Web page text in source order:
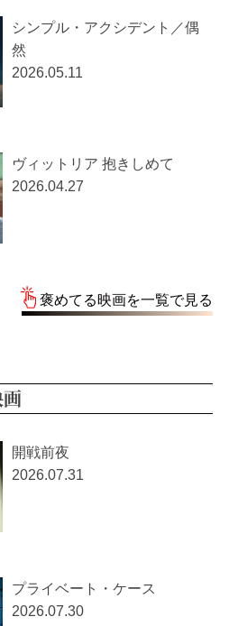
シンプル・アクシデント／偶
然
2026.05.11
ヴィットリア 抱きしめて
2026.04.27
褒めてる映画を一覧で見る
開戦前夜
2026.07.31
プライベート・ケース
2026.07.30